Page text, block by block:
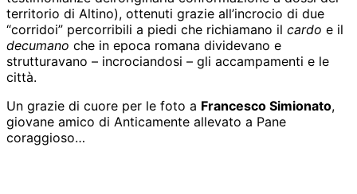
territorio di Altino), ottenuti grazie all’incrocio di due
“corridoi” percorribili a piedi che richiamano il cardo e il
decumano che in epoca romana dividevano e
strutturavano – incrociandosi – gli accampamenti e le
città.
Un grazie di cuore per le foto a Francesco Simionato,
giovane amico di Anticamente allevato a Pane
coraggioso…